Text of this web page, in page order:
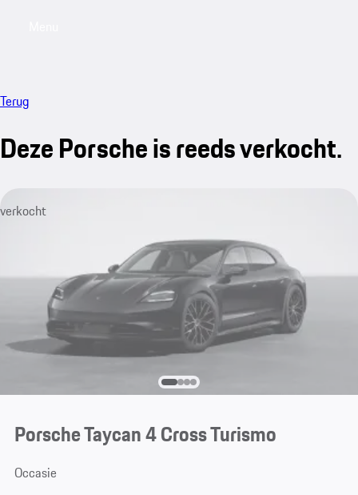
Terug
Deze Porsche is reeds verkocht.
verkocht
Porsche Taycan 4 Cross Turismo
Occasie